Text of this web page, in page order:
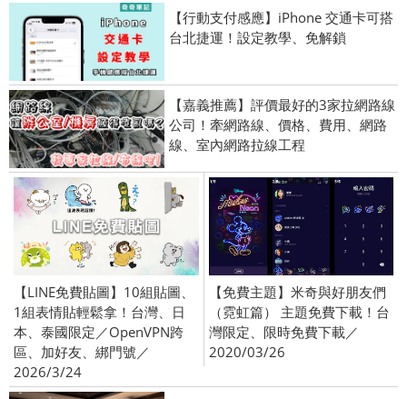
【行動支付感應】iPhone 交通卡可搭
台北捷運！設定教學、免解鎖
【嘉義推薦】評價最好的3家拉網路線
公司！牽網路線、價格、費用、網路
線、室內網路拉線工程
【LINE免費貼圖】10組貼圖、
1組表情貼輕鬆拿！台灣、日
本、泰國限定／OpenVPN跨
區、加好友、綁門號／
2026/3/24
【免費主題】米奇與好朋友們
（霓虹篇） 主題免費下載！台
灣限定、限時免費下載／
2020/03/26